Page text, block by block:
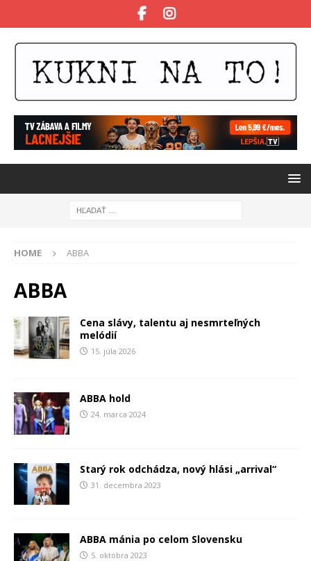
HOME ABBA
ABBA
Cena slávy, talentu aj nesmrteľných
melódií
15. júla 2026
ABBA hold
24. marca 2024
Starý rok odchádza, nový hlási „arrival“
31. decembra 2023
ABBA mánia po celom Slovensku
5. októbra 2023